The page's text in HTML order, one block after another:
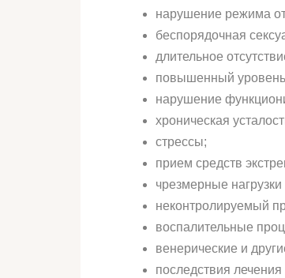
нарушение режима
беспорядочная
длительное
повышенный
нарушение
хроническая
стрессы;
прием средств
чрезмерные
неконтролируемый
воспалительные
венерические и
последствия